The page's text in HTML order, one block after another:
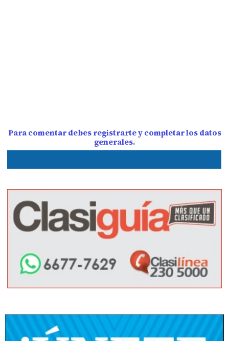
Para comentar debes registrarte y completar los datos
generales.